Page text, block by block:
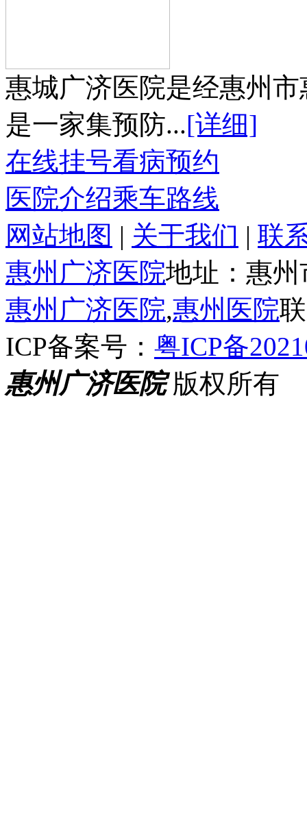
惠城广济医院是经惠州
是一家集预防...[详细]
在线挂号看病预约
医院介绍乘车路线
网站地图 | 关于我们 | 联
惠州广济医院地址：惠
惠州广济医院,惠州医院
ICP备案号： 粤ICP备
惠州广济医院版权所有